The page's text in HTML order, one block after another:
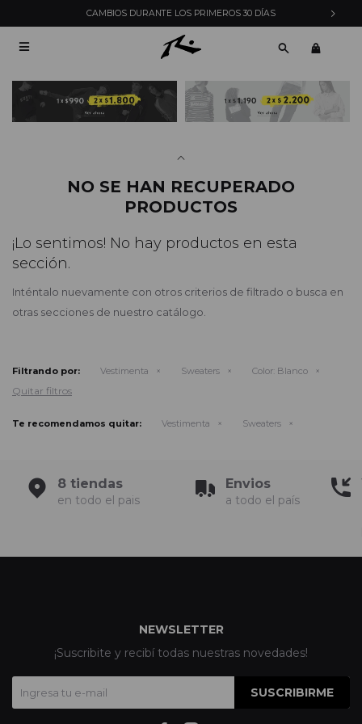
CAMBIOS DURANTE LOS PRIMEROS 30 DÍAS

NO SE HAN RECUPERADO
PRODUCTOS
¡Lo sentimos! No hay productos en esta
sección.
Inténtalo nuevamente con otros criterios de filtrado o busca en
otras secciones de nuestro catálogo.
Filtrando por: Vestimenta Sweaters Color: Blanco
Quitar filtros
Te recomendamos quitar: Vestimenta Sweaters
8 tiendas
en todo el pais
Envios
a todo el país
NEWSLETTER
¡Suscribite y recibí todas nuestras novedades!
SUSCRIBIRME